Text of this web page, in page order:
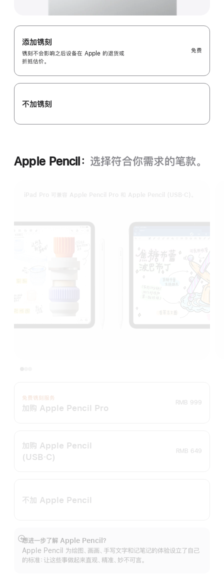
添加镌刻
镌刻不会影响之后设备在 Apple 的退货或
折抵估价。
免费
不加镌刻
Apple Pencil： 选择符合你需求的笔款。
免费镌刻服务
加购 Apple Pencil Pro
RMB 999
加购 Apple Pencil
(USB‑C)
RMB 649
不加 Apple Pencil
想进一步了解 Apple Pencil？
Apple Pencil 为绘图、画画、手写文字和记笔记的体验设立了自己
的标准：让这些事做起来直观、精准、妙不可言。
展
开